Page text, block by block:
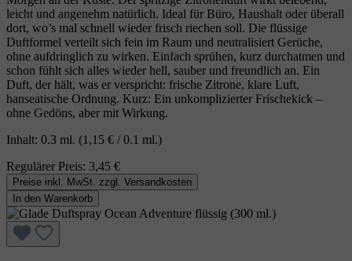
leicht und angenehm natürlich. Ideal für Büro, Haushalt oder überall
dort, wo’s mal schnell wieder frisch riechen soll. Die flüssige
Duftformel verteilt sich fein im Raum und neutralisiert Gerüche,
ohne aufdringlich zu wirken. Einfach sprühen, kurz durchatmen und
schon fühlt sich alles wieder hell, sauber und freundlich an. Ein
Duft, der hält, was er verspricht: frische Zitrone, klare Luft,
hanseatische Ordnung. Kurz: Ein unkomplizierter Frischekick –
ohne Gedöns, aber mit Wirkung.
Inhalt: 0.3 ml. (1,15 € / 0.1 ml.)
Regulärer Preis: 3,45 €
Preise inkl. MwSt. zzgl. Versandkosten
In den Warenkorb